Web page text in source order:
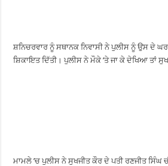
ਸ਼ਨਿਚਰਵਾਰ ਨੂੰ ਸਥਾਨਕ ਨਿਵਾਸੀ ਨੇ ਪੁਲੀਸ ਨੂੰ ਉਸ ਦੇ
ਸ਼ਿਕਾਇਤ ਦਿੱਤੀ। ਪੁਲੀਸ ਨੇ ਮੌਕੇ ’ਤੇ ਜਾ ਕੇ ਦੇਖਿਆ ਤਾਂ
ਮਾਮਲੇ ’ਚ ਪੁਲੀਸ ਨੇ ਸੁਖਜੀਤ ਕੌਰ ਦੇ ਪਤੀ ਰਣਜੀਤ ਸਿੰਘ